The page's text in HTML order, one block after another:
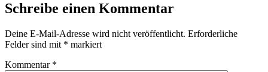
Schreibe einen Kommentar
Deine E-Mail-Adresse wird nicht veröffentlicht. Erforderliche
Felder sind mit * markiert
Kommentar *